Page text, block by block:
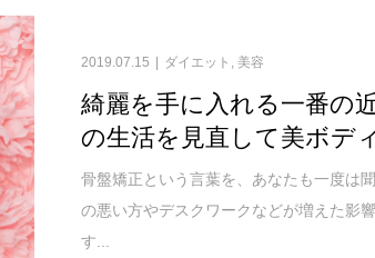
2019.07.15 ダイエット , 美容
綺麗を手に入れる一番の
の生活を見直して美ボデ
骨盤矯正という言葉を、あなたも一度は
の悪い方やデスクワークなどが増えた影
す...